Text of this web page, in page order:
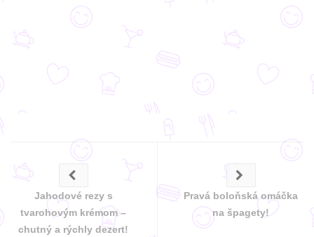
Jahodové rezy s
tvarohovým krémom –
chutný a rýchly dezert!
Pravá boloňská omáčka
na špagety!